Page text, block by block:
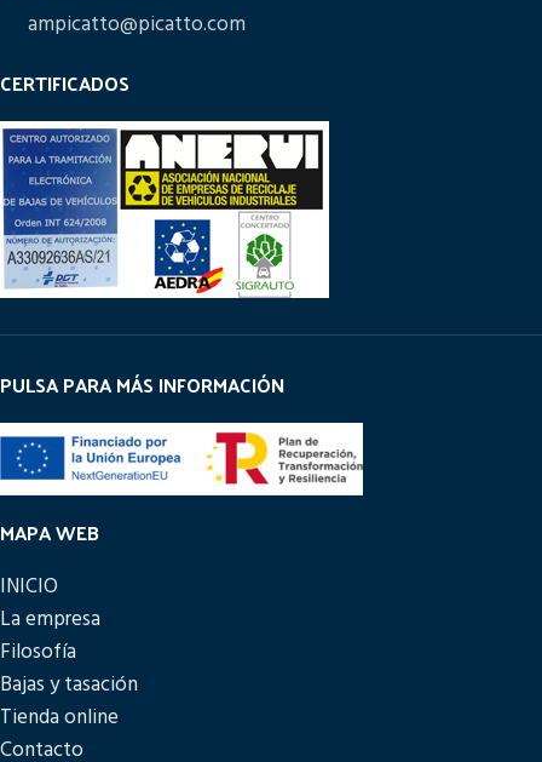
ampicatto@picatto.com
CERTIFICADOS
PULSA PARA MÁS INFORMACIÓN
MAPA WEB
INICIO
La empresa
Filosofía
Bajas y tasación
Tienda online
Contacto